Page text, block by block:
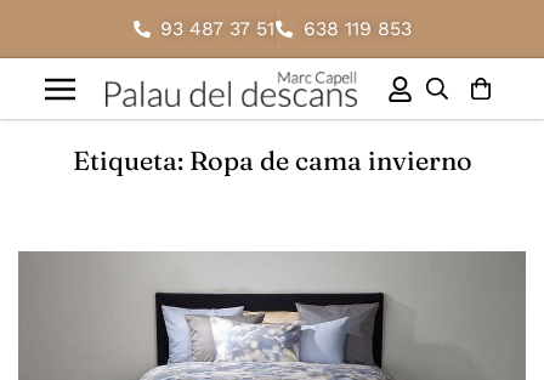
93 487 37 51 638 119 853
Etiqueta: Ropa de cama invierno